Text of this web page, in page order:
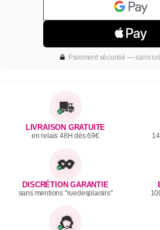
Paiement sécurisé — sans
LIVRAISON GRATUITE
en relais 48H dès 69€
DISCRÉTION GARANTIE
sans mentions "ruedesplaisirs"